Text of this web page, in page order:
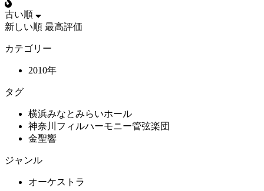
古い順
新しい順 最高評価
カテゴリー
2010年
タグ
横浜みなとみらいホール
神奈川フィルハーモニー管弦楽団
金聖響
ジャンル
オーケストラ